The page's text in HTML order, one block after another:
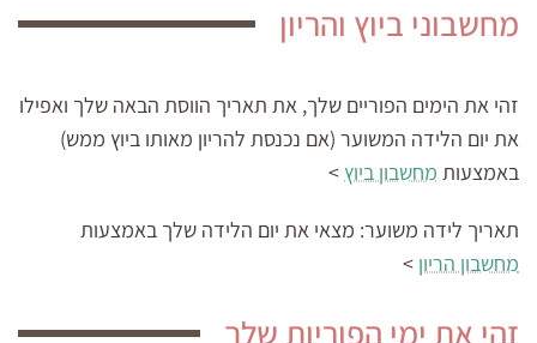
מחשבוני ביוץ והריון
זהי את הימים הפוריים שלך, את תאריך הווסת הבאה שלך ואפילו
את יום הלידה המשוער (אם נכנסת להריון מאותו ביוץ ממש)
באמצעות מחשבון ביוץ >
תאריך לידה משוער: מצאי את יום הלידה שלך באמצעות
מחשבון הריון >
זהי את ימי הפוריות שלך